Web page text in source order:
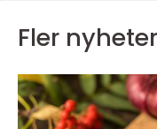
Fler nyheter